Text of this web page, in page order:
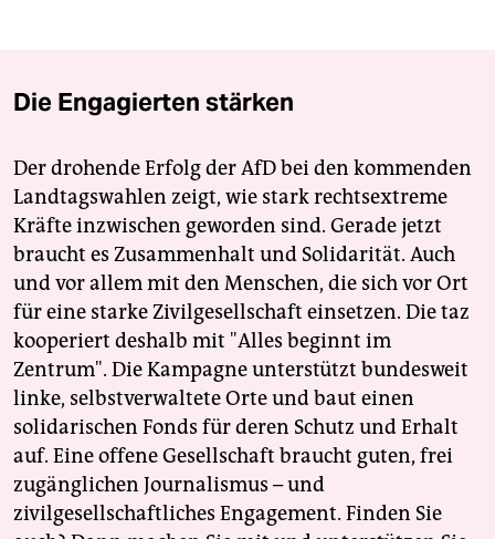
Die Engagierten stärken
Der drohende Erfolg der AfD bei den kommenden
Landtagswahlen zeigt, wie stark rechtsextreme
Kräfte inzwischen geworden sind. Gerade jetzt
braucht es Zusammenhalt und Solidarität. Auch
und vor allem mit den Menschen, die sich vor Ort
für eine starke Zivilgesellschaft einsetzen. Die taz
kooperiert deshalb mit "Alles beginnt im
Zentrum". Die Kampagne unterstützt bundesweit
linke, selbstverwaltete Orte und baut einen
solidarischen Fonds für deren Schutz und Erhalt
auf. Eine offene Gesellschaft braucht guten, frei
zugänglichen Journalismus – und
zivilgesellschaftliches Engagement. Finden Sie